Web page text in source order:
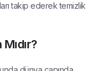
takip ederek temizlik